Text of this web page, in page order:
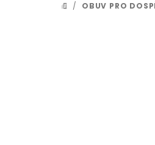
DOMŮ
/ OBUV PRO